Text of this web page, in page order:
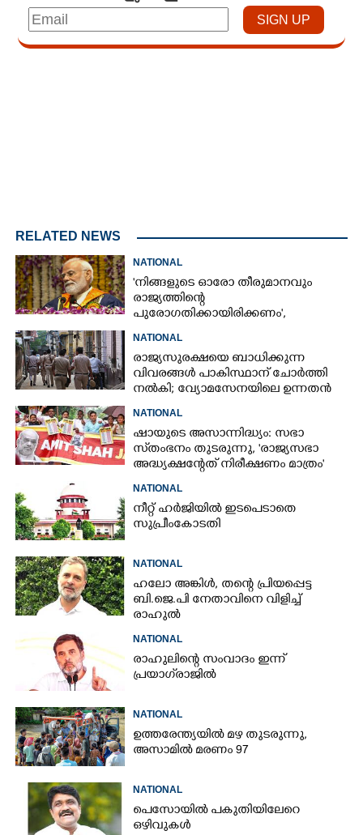
RELATED NEWS
NATIONAL
'നിങ്ങളുടെ ഓരോ തീരുമാനവും
രാജ്യത്തിന്റെ
പുരോഗതിക്കായിരിക്കണം',​
വിദ്യാർത്ഥികളോട് പ്രധാനമന്ത്രി
NATIONAL
രാജ്യസുരക്ഷയെ ബാധിക്കുന്ന
വിവരങ്ങൾ പാകിസ്ഥാന് ചോ‌ർത്തി
നൽകി; വ്യോമസേനയിലെ ഉന്നതൻ
അറസ്റ്റിൽ
NATIONAL
ഷായുടെ അസാന്നിദ്ധ്യം: സഭാ
സ്‌തംഭനം തുടരുന്നു, 'രാജ്യസഭാ
അദ്ധ്യക്ഷന്റേത് നിരീക്ഷണം മാത്രം'
NATIONAL
നീറ്റ് ഹർജിയിൽ ഇടപെടാതെ
സുപ്രീംകോടതി
NATIONAL
ഹലോ അങ്കിൾ,​ തന്റെ പ്രിയപ്പെട്ട
ബി.ജെ.പി നേതാവിനെ വിളിച്ച്
രാഹുൽ
NATIONAL
രാഹുലിന്റെ സംവാദം ഇന്ന്
പ്രയാഗ്‌രാജിൽ
NATIONAL
ഉത്തരേന്ത്യയിൽ മഴ തുടരുന്നു,​
അസാമിൽ മരണം 97
NATIONAL
പെസോയിൽ പകുതിയിലേറെ
ഒഴിവുകൾ